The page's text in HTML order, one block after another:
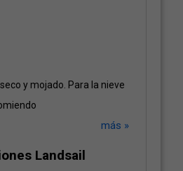
y mojado. Para la nieve
más »
Landsail